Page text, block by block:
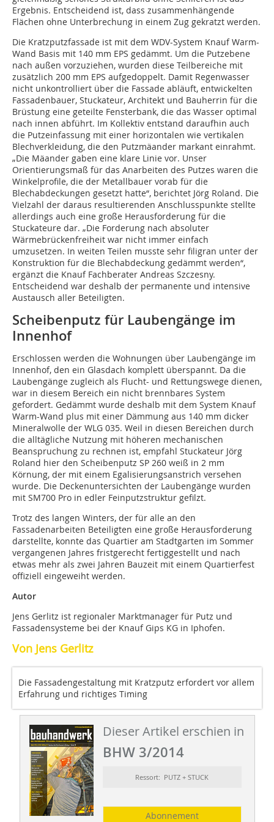
Ergebnis. Entscheidend ist, dass zusammenhängende
Flächen ohne Unterbrechung in einem Zug gekratzt werden.
Die Kratzputzfassade ist mit dem WDV-System Knauf Warm-
Wand Basis mit 140 mm EPS gedämmt. Um die Putzebene
nach außen vorzuziehen, wurden diese Teilbereiche mit
zusätzlich 200 mm EPS aufgedoppelt. Damit Regenwasser
nicht unkontrolliert über die Fassade abläuft, entwickelten
Fassadenbauer, Stuckateur, Architekt und Bauherrin für die
Brüstung eine geteilte Fensterbank, die das Wasser optimal
nach innen abführt. Im Kollektiv entstand daraufhin auch
die Putzeinfassung mit einer horizontalen wie vertikalen
Blechverkleidung, die den Putzmäander markant einrahmt.
„Die Mäander gaben eine klare Linie vor. Unser
Orientierungsmaß für das Anarbeiten des Putzes waren die
Winkelprofile, die der Metallbauer vorab für die
Blechabdeckungen gesetzt hatte“, berichtet Jörg Roland. Die
Vielzahl der daraus resultierenden Anschlusspunkte stellte
allerdings auch eine große Herausforderung für die
Stuckateure dar. „Die Forderung nach absoluter
Wärmebrückenfreiheit war nicht immer einfach
umzusetzen. In weiten Teilen musste sehr filigran unter der
Konstruktion für die Blechabdeckung gedämmt werden“,
ergänzt die Knauf Fachberater Andreas Szczesny.
Entscheidend war deshalb der permanente und intensive
Austausch aller Beteiligten.
Scheibenputz für Laubengänge im
Innenhof
Erschlossen werden die Wohnungen über Laubengänge im
Innenhof, den ein Glasdach komplett überspannt. Da die
Laubengänge zugleich als Flucht- und Rettungswege dienen,
war in diesem Bereich ein nicht brennbares System
gefordert. Gedämmt wurde deshalb mit dem System Knauf
Warm-Wand plus mit einer Dämmung aus 140 mm dicker
Mineralwolle der WLG 035. Weil in diesen Bereichen durch
die alltägliche Nutzung mit höheren mechanischen
Beanspruchung zu rechnen ist, empfahl Stuckateur Jörg
Roland hier den Scheibenputz SP 260 weiß in 2 mm
Körnung, der mit einem Egalisierungsanstrich versehen
wurde. Die Deckenuntersichten der Laubengänge wurden
mit SM700 Pro in edler Feinputzstruktur gefilzt.
Trotz des langen Winters, der für alle an den
Fassadenarbeiten Beteiligten eine große Herausforderung
darstellte, konnte das Quartier am Stadtgarten im Sommer
vergangenen Jahres fristgerecht fertiggestellt und nach
etwas mehr als zwei Jahren Bauzeit mit einem Quartierfest
offiziell eingeweiht werden.
Autor
Jens Gerlitz ist regionaler Marktmanager für Putz und
Fassadensysteme bei der Knauf Gips KG in Iphofen.
Von Jens Gerlitz
Die Fassadengestaltung mit Kratzputz erfordert vor allem
Erfahrung und richtiges Timing
Dieser Artikel erschien in
BHW 3/2014
Ressort: PUTZ + STUCK
Abonnement